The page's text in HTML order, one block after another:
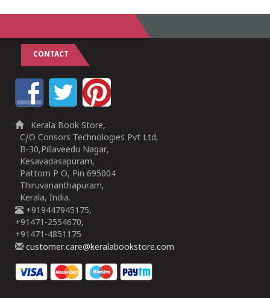
CONTACT
Kerala Book Store,
C/O Consors Technologies Pvt Ltd,
B-30,Pillaveedu Nagar,
Kesavadasapuram,
Pattom P O, Pin 695004
Thiruvananthapuram,
Kerala, India.
+919447945175,
+91471-2554670,
+91471-4851175
customer.care@keralabookstore.com